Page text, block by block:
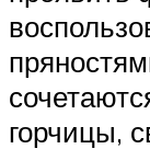
горчицы,